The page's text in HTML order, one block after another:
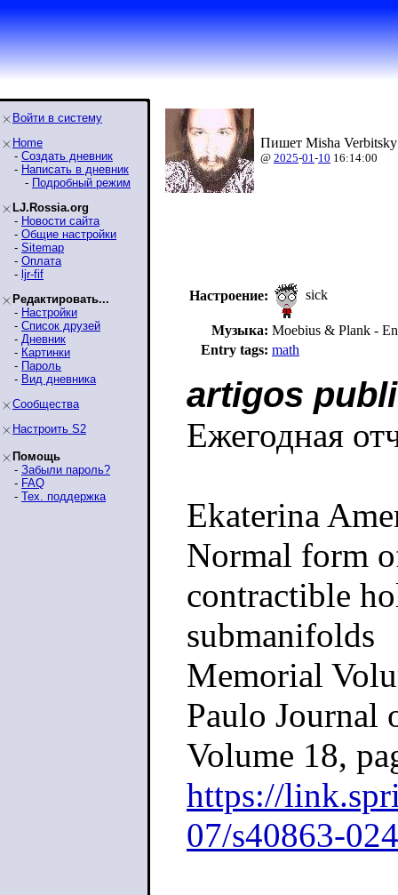
Войти в систему
Home
- Создать дневник
- Написать в дневник
- Подробный режим
LJ.Rossia.org
- Новости сайта
- Общие настройки
- Sitemap
- Оплата
- ljr-fif
Редактировать...
- Настройки
- Список друзей
- Дневник
- Картинки
- Пароль
- Вид дневника
Сообщества
Настроить S2
Помощь
- Забыли пароль?
- FAQ
- Тех. поддержка
Пишет Misha
@ 2025-01-10 16:14:00
Настроение: sick
Музыка: Moebius & Plank -
Entry tags: math
artigos
Ежегодная
Ekaterina
Normal form
contractible
submanifolds
Memorial
Paulo Journal
Volume 18,
https://
07/s40863-